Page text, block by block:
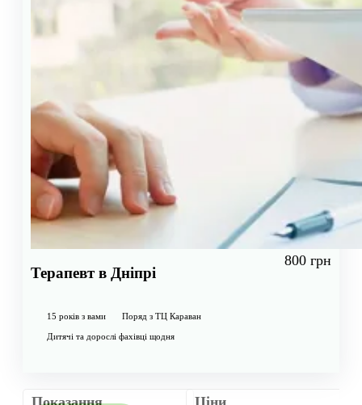
Терапевт в Дніпрі
800 грн
15 років з вами Поряд з ТЦ Караван
Дитячі та дорослі фахівці щодня
Показання Ціни